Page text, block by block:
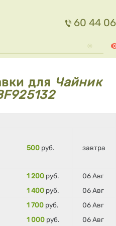
60 44 06
0
для Чайник
500 руб. завтра
1 200 руб.
06 Авг
1 400 руб.
06 Авг
1 700 руб.
06 Авг
1 000 руб.
06 Авг